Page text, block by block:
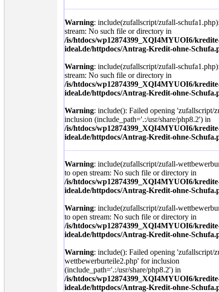
Warning: include(zufallscript/zufall-
stream: No such file or directory in
/is/htdocs/wp12874399_XQI4MYUOI6/
ideal.de/httpdocs/Antrag-Kredit-ohne-
Warning: include(zufallscript/zufall-
stream: No such file or directory in
/is/htdocs/wp12874399_XQI4MYUOI6/
ideal.de/httpdocs/Antrag-Kredit-ohne-
Warning: include(): Failed opening 'zufallscript/
inclusion (include_path='.:/usr/share/php8.2') in
/is/htdocs/wp12874399_XQI4MYUOI6/
ideal.de/httpdocs/Antrag-Kredit-ohne-
Warning: include(zufallscript/zufall-
to open stream: No such file or directory in
/is/htdocs/wp12874399_XQI4MYUOI6/
ideal.de/httpdocs/Antrag-Kredit-ohne-
Warning: include(zufallscript/zufall-
to open stream: No such file or directory in
/is/htdocs/wp12874399_XQI4MYUOI6/
ideal.de/httpdocs/Antrag-Kredit-ohne-
Warning: include(): Failed opening 'zufallscript/
wettbewerburteile2.php' for inclusion
(include_path='.:/usr/share/php8.2') in
/is/htdocs/wp12874399_XQI4MYUOI6/
ideal.de/httpdocs/Antrag-Kredit-ohne-